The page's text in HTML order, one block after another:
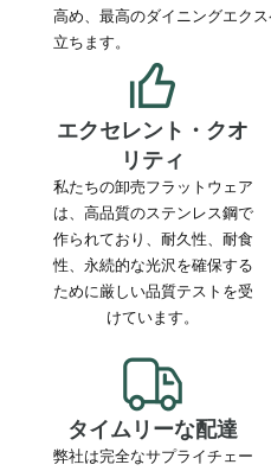
高め、最高のダイニングエク
立ちます。
エクセレント・クオ
リティ
私たちの卸売フラットウェア
は、高品質のステンレス鋼で
作られており、耐久性、耐食
性、永続的な光沢を確保する
ために厳しい品質テストを受
けています。
タイムリーな配達
弊社は完全なサプライチェー